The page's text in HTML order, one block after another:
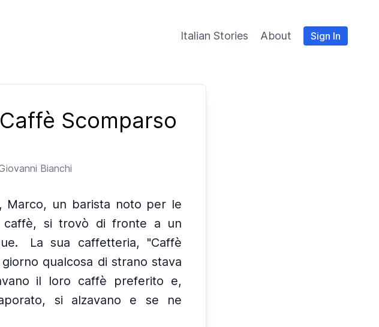
Italian Stories About Sign In
Scomparso
Bianchi
Marco, un barista noto per le
caffè, si trovò di fronte a un
La sua caffetteria, "Caffè
qualcosa di strano stava
il loro caffè preferito e,
si alzavano e se ne